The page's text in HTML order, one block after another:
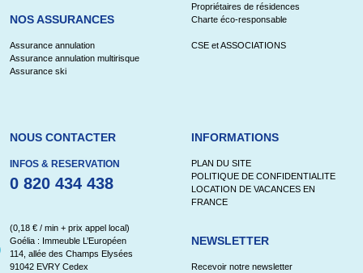
NOS ASSURANCES
Assurance annulation
Assurance annulation multirisque
Assurance ski
Propriétaires de résidences
Charte éco-responsable
CSE et ASSOCIATIONS
NOUS CONTACTER
INFOS & RESERVATION
0 820 434 438
(0,18 € / min + prix appel local)
Goélia : Immeuble L’Européen
114, allée des Champs Elysées
91042 EVRY Cedex
INFORMATIONS
PLAN DU SITE
POLITIQUE DE CONFIDENTIALITE
LOCATION DE VACANCES EN
FRANCE
NEWSLETTER
Recevoir notre newsletter